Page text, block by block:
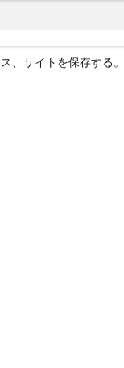
、サイトを保存する。